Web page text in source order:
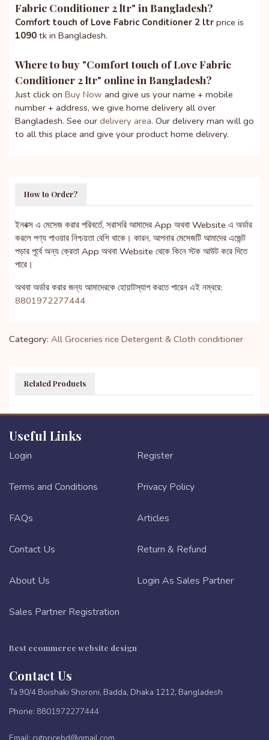
Fabric Conditioner 2 ltr" in Bangladesh?
Comfort touch of Love Fabric Conditioner 2 ltr price is
1090 tk in Bangladesh.
Where to buy "Comfort touch of Love Fabric
Conditioner 2 ltr" online in Bangladesh?
Just click on Buy Now and give us your name + mobile
number + address, we give home delivery all over
Bangladesh. See our delivery area. Our delivery man will go
to all this place and give your product home delivery.
How to Order?
ইনবক্স এ মেসেজ করার পরিবর্তে, সরাসরি আমাদের App অথবা Website এ অর্ডার
করলে পণ্য পাওয়ার নিশ্চয়তা বেশি থাকে। কারন, আপনার মেসেজটি আমাদের এজেন্ট
পড়ার পূর্বে অন্য ক্রেতা App অথবা Website থেকে কিনে স্টক আউট করে দিতে
পারে।
অথবা অর্ডার করার জন্য আমাদেরকে হোয়াটস্যাপ করতে পারেন এই নম্বরে:
8801972277444
Category: All Groceries rice Detergent & Cloth conditioner
Related Products
Useful Links
Login Register
Terms and Conditions Privacy Policy
FAQs Articles
Contact Us Return & Refund
About Us Login As Sales Partner
Sales Partner Registration
Best ecommerce website design
Contact Us
Ta 90/4 Boishaki Shoroni, Badda, Dhaka 1212, Bangladesh
Phone: 8801972277444